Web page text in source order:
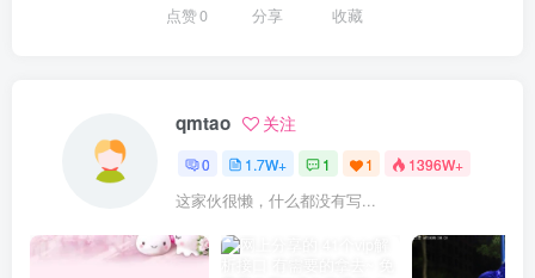
点赞0 分享 收藏
qmtao 关注
0 1.7W+ 1 1 1396W+
这家伙很懒，什么都没有写...